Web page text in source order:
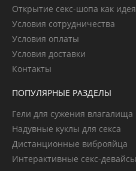
Открытие секс-шопа как
Условия сотрудничества
Условия оплаты
Условия доставки
Контакты
ПОПУЛЯРНЫЕ РАЗДЕЛЫ
Гели для сужения влагалища
Надувные куклы для секса
Дистанционные виброяйца
Интерактивные секс-девайсы